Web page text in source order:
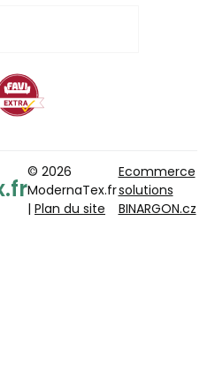
© 2026
ModernaTex.fr
| Plan du site
Ecommerce
solutions
BINARGON.cz